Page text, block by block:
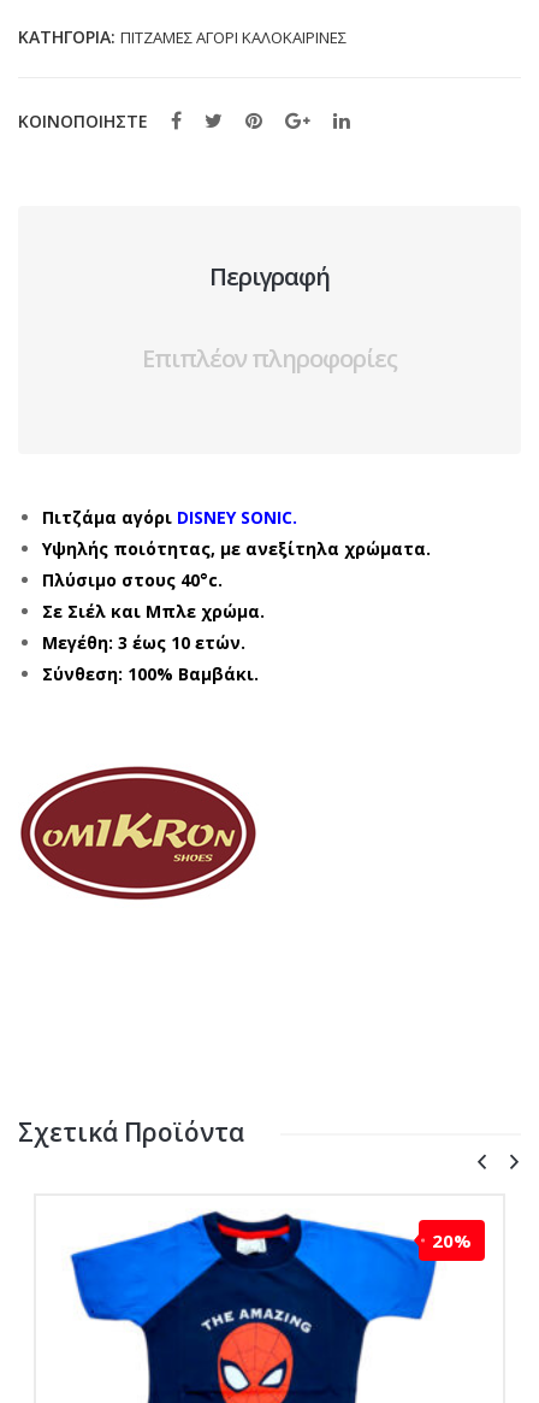
10
ΚΑΤΗΓΟΡΊΑ: ΠΙΤΖΑΜΕΣ ΑΓΟΡΙ ΚΑΛΟΚΑΙΡΙΝΕΣ
ΚΟΙΝΟΠΟΙΗΣΤΕ
Περιγραφή
Επιπλέον πληροφορίες
Πιτζάμα αγόρι DISNEY SONIC.
Υψηλής ποιότητας, με ανεξίτηλα χρώματα.
Πλύσιμο στους 40°c.
Σε Σιέλ και Μπλε χρώμα.
Μεγέθη: 3 έως 10 ετών.
Σύνθεση: 100% Βαμβάκι.
Σχετικά Προϊόντα
20%